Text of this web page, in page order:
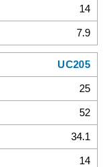
14
7.9
UC205
25
52
34.1
14